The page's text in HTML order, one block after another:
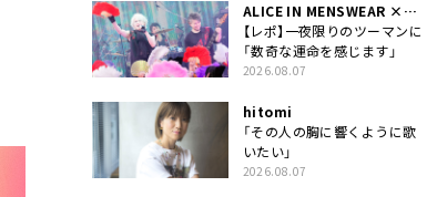
ALICE IN MENSWEAR ×
MASCHERA
【レポ】一夜限りのツーマンに
「数奇な運命を感じます」
2026.08.07
hitomi
「その人の胸に響くように歌
いたい」
2026.08.07